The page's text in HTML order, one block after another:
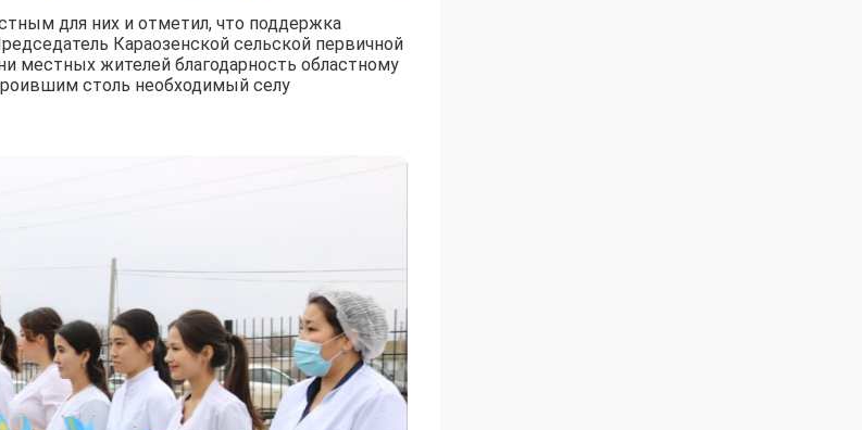
для них и отметил, что поддержка
Караозенской сельской первичной
местных жителей благодарность областному
столь необходимый селу